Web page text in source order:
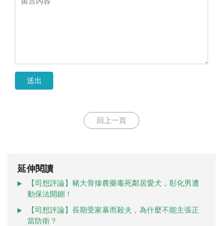
送出
回上一頁
延伸閱讀
【司想評論】豬大骨摻農藥毒死鄰居愛犬，彰化男遭
動保法開鍘！
【司想評論】長期受家暴而殺夫，為什麼不能主張正
當防衛？